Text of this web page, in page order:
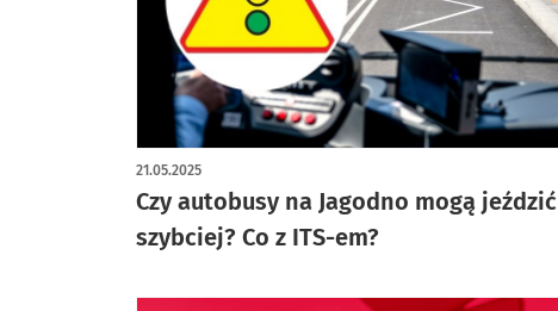
Czy autobusy na Jagodno mogą jeździć
szybciej? Co z ITS-em?
21.05.2025
artykuł z galerią zdjęć